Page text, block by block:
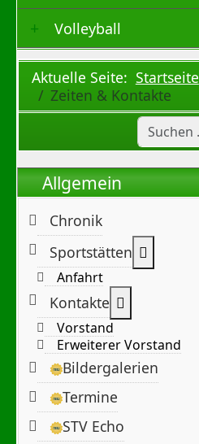
Volleyball
Aktuelle Seite: Startseite
Zeiten & Kontakte
Allgemein
Chronik
Sportstätten
Anfahrt
Kontakte
Vorstand
Erweiterer Vorstand
Bildergalerien
Termine
STV Echo